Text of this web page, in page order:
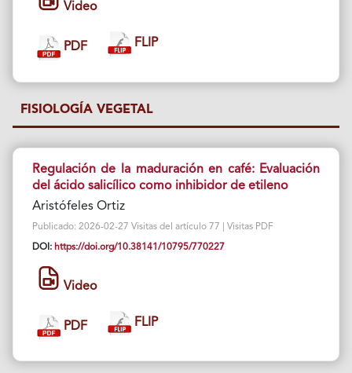
Video
PDF FLIP
FISIOLOGÍA VEGETAL
Regulación de la maduración en café: Evaluación
del ácido salicílico como inhibidor de etileno
Aristófeles Ortiz
Publicado: 2026-02-27 Visitas del artículo 77 | Visitas PDF
DOI: https://doi.org/10.38141/10795/770227
Video
PDF FLIP